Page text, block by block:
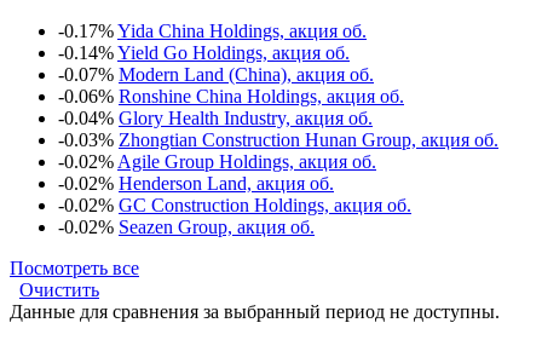
-0.17%Yida China Holdings, акция об.
-0.14%Yield Go Holdings, акция об.
-0.07% Modern Land (China), акция об.
-0.06% Ronshine China Holdings, акция об.
-0.04% Glory Health Industry, акция об.
-0.03% Zhongtian Construction Hunan Group, акция об.
-0.02% Agile Group Holdings, акция об.
-0.02% Henderson Land, акция об.
-0.02% GC Construction Holdings, акция об.
-0.02% Seazen Group, акция об.
Посмотреть все
Очистить
Данные для сравнения за выбранный период не доступны.